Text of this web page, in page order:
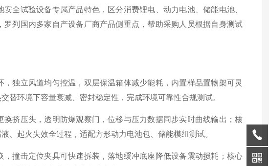
全试验设备专属产品特色，区分消费锂电、动力电池、储能电池、
列国内多家自产设备厂商产品侧重点，帮助采购人员根据自身测试
独立风道均匀控温，双层保温箱体减少能耗，内置样品置物架可灵
替环境下容量衰减、密封稳定性，完成环境可靠性合规测试。
挤压头，透明防爆观察门，位移与压力数据同步实时曲线输出；核
、起火失效全过程，适配方形动力电池包、储能模组测试。
撞击定位夹具可快速拆装，落地缓冲底座降低设备震动损耗；核心